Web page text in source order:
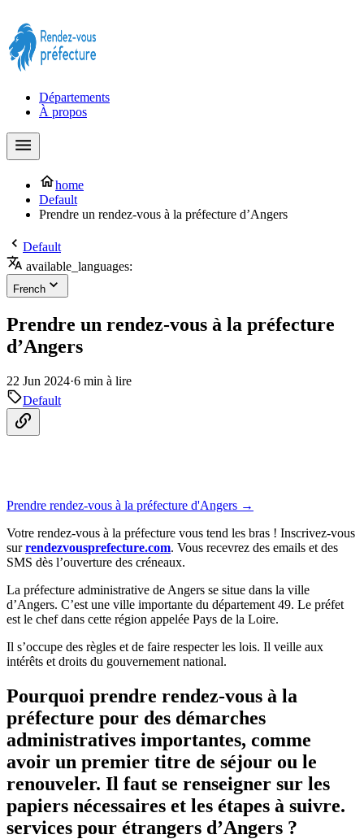
Départements
À propos
home
Default
Prendre un rendez-vous à la préfecture d’Angers
Default
available_languages:
French
Prendre un rendez-vous à la préfecture
d’Angers
22 Jun 2024·6 min à lire
Default
Prendre rendez-vous à la préfecture d'Angers →
Votre rendez-vous à la préfecture vous tend les bras ! Inscrivez-vous
surrendezvousprefecture.com. Vous recevrez des emails et des
SMS dès l’ouverture des créneaux.
La préfecture administrative de Angers se situe dans la ville
d’Angers. C’est une ville importante du département 49. Le préfet
est le chef dans cette région appelée Pays de la Loire.
Il s’occupe des règles et de faire respecter les lois. Il veille aux
intérêts et droits du gouvernement national.
Pourquoi prendre rendez-vous à la
préfecture pour des démarches
administratives importantes, comme
avoir un premier titre de séjour ou le
renouveler. Il faut se renseigner sur les
papiers nécessaires et les étapes à suivre.
services pour étrangers d’Angers ?